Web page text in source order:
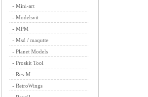
- Mini-art
- Modelsvit
- MPM
- Msd / maqutte
- Planet Models
- Proskit Tool
- Res-M
- RetroWings